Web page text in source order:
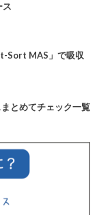
ス
Sort MAS」で吸収
とめてチェック一覧